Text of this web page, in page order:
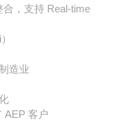
，支持 Real-time
造业
AEP 客户